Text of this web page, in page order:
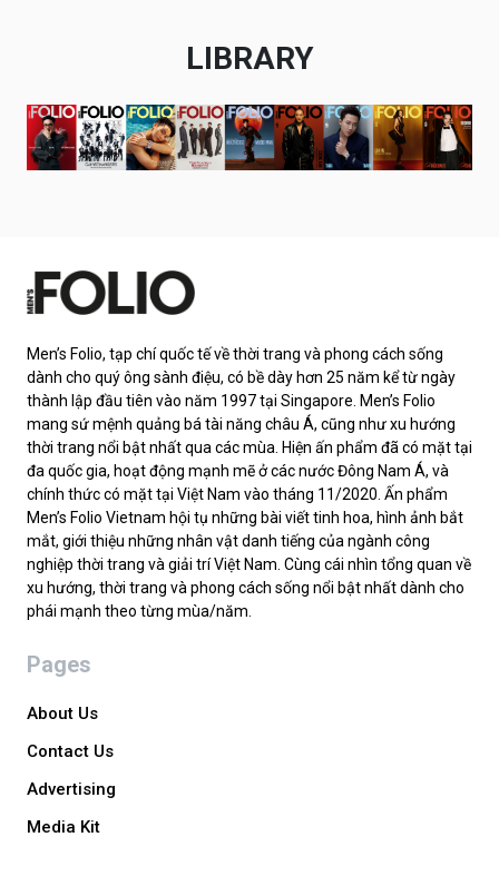
LIBRARY
Men’s Folio, tạp chí quốc tế về thời trang và phong cách sống
dành cho quý ông sành điệu, có bề dày hơn 25 năm kể từ ngày
thành lập đầu tiên vào năm 1997 tại Singapore. Men’s Folio
mang sứ mệnh quảng bá tài năng châu Á, cũng như xu hướng
thời trang nổi bật nhất qua các mùa. Hiện ấn phẩm đã có mặt tại
đa quốc gia, hoạt động mạnh mẽ ở các nước Đông Nam Á, và
chính thức có mặt tại Việt Nam vào tháng 11/2020. Ấn phẩm
Men’s Folio Vietnam hội tụ những bài viết tinh hoa, hình ảnh bắt
mắt, giới thiệu những nhân vật danh tiếng của ngành công
nghiệp thời trang và giải trí Việt Nam. Cùng cái nhìn tổng quan về
xu hướng, thời trang và phong cách sống nổi bật nhất dành cho
phái mạnh theo từng mùa/năm.
Pages
About Us
Contact Us
Advertising
Media Kit